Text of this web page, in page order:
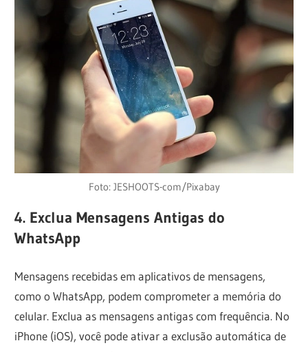
Foto: JESHOOTS-com/Pixabay
4. Exclua Mensagens Antigas do
WhatsApp
Mensagens recebidas em aplicativos de mensagens,
como o WhatsApp, podem comprometer a memória do
celular. Exclua as mensagens antigas com frequência. No
iPhone (iOS), você pode ativar a exclusão automática de